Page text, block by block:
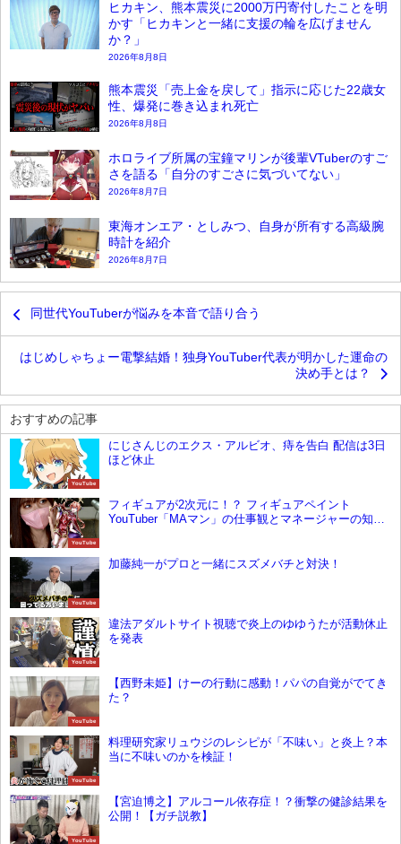
ヒカキン、熊本震災に2000万円寄付したことを明
かす「ヒカキンと一緒に支援の輪を広げません
か？」
2026年8月8日
熊本震災「売上金を戻して」指示に応じた22歳女
性、爆発に巻き込まれ死亡
2026年8月8日
ホロライブ所属の宝鐘マリンが後輩VTuberのすご
さを語る「自分のすごさに気づいてない」
2026年8月7日
東海オンエア・としみつ、自身が所有する高級腕
時計を紹介
2026年8月7日
同世代YouTuberが悩みを本音で語り合う
はじめしゃちょー電撃結婚！独身YouTuber代表が明かした運命の
決め手とは？
おすすめの記事
YouTube
にじさんじのエクス・アルビオ、痔を告白 配信は3日
ほど休止
YouTube
フィギュアが2次元に！？ フィギュアペイント
YouTuber「MAマン」の仕事観とマネージャーの知ら
YouTube
加藤純一がプロと一緒にスズメバチと対決！
YouTube
違法アダルトサイト視聴で炎上のゆゆうたが活動休止
を発表
YouTube
【西野未姫】けーの行動に感動！パパの自覚がでてき
た？
YouTube
料理研究家リュウジのレシピが「不味い」と炎上？本
当に不味いのかを検証！
YouTube
【宮迫博之】アルコール依存症！？衝撃の健診結果を
公開！【ガチ説教】